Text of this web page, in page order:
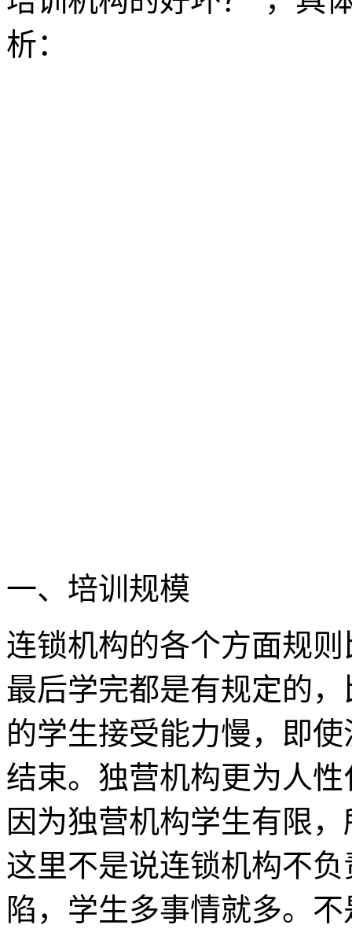
析：
一、培训规模
连锁机构的各个方面规
最后学完都是有规定的
的学生接受能力慢，即
结束。独营机构更为人
因为独营机构学生有限
这里不是说连锁机构不
陷，学生多事情就多。